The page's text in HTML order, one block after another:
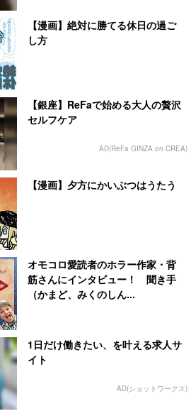
【漫画】絶対に勝てる休日の過ご
し方
【銀座】ReFaで始める大人の贅沢
セルフケア
AD(ReFa GINZA on CREA)
【漫画】夕方にかいぶつはうたう
オモコロ愛読者のホラー作家・背
筋さんにインタビュー！ 聞き手
（かまど、みくのしん...
1日だけ働きたい、を叶える求人サ
イト
AD(ショットワークス)